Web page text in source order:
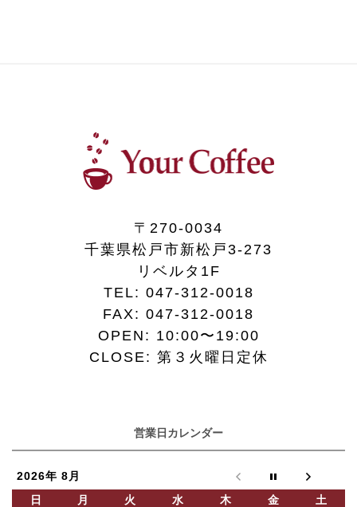
〒270-0034
千葉県松戸市新松戸3-273
リベルタ1F
TEL: 047-312-0018
FAX: 047-312-0018
OPEN: 10:00〜19:00
CLOSE: 第３火曜日定休
営業日カレンダー
2026年 8月
日
月 火 水 木 金
土